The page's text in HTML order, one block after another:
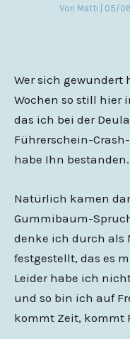
Von Matti 05/
Wer sich gewundert
Wochen so still hier
das ich bei der
Führerschein-
habe Ihn bestanden.
Natürlich kamen
Gummibaum-
denke ich durch als
festgestellt, das es
Leider habe ich
und so bin ich auf
kommt Zeit, kommt